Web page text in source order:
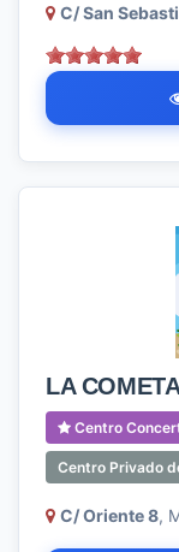
C/ San
LA
Centro
Centro Privado
C/ Oriente 8,